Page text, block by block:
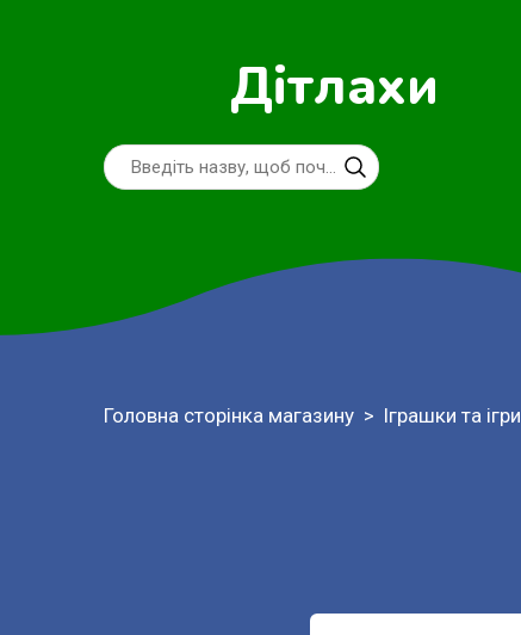
Дітлахи
Головна сторінка магазину Іграшки та ігри